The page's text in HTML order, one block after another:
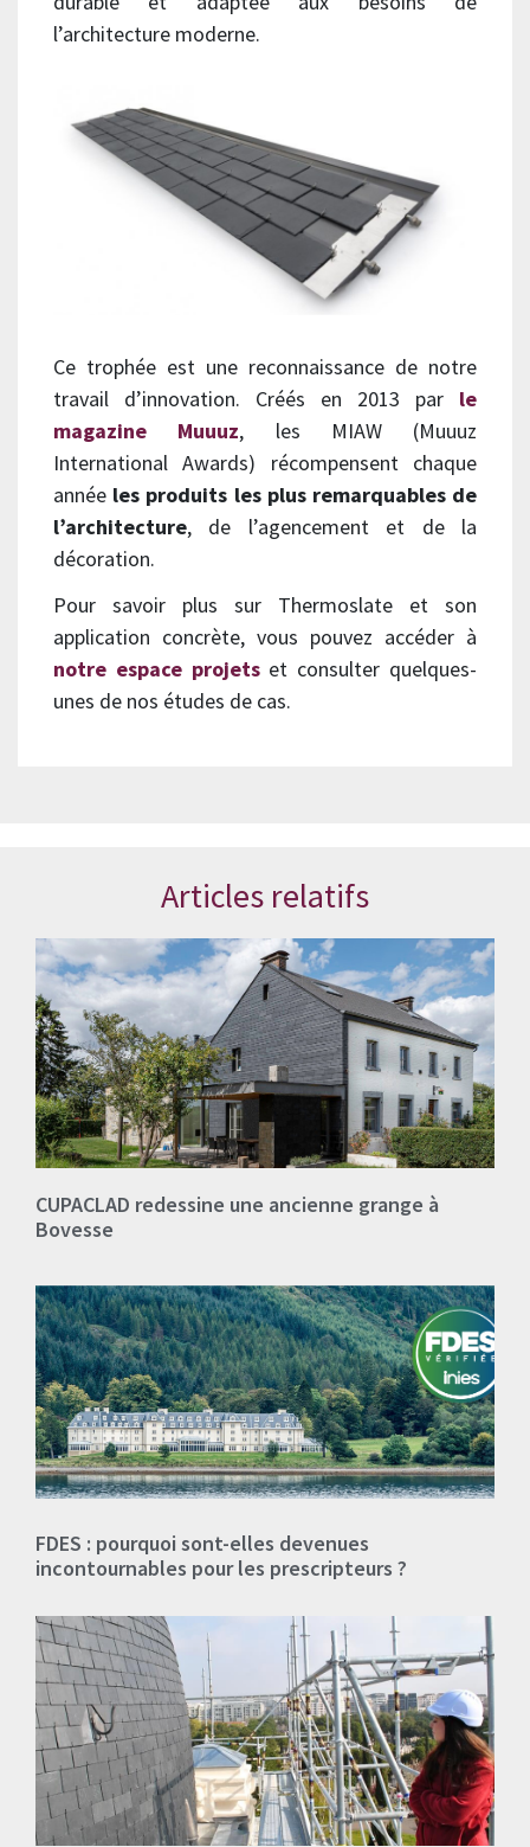
l’architecture moderne.
Ce trophée est une reconnaissance de notre
travail d’innovation. Créés en 2013 par le
magazine Muuuz, les MIAW (Muuuz
International Awards) récompensent chaque
année les produits les plus remarquables de
l’architecture, de l’agencement et de la
décoration.
Pour savoir plus sur Thermoslate et son
application concrète, vous pouvez accéder à
notre espace projetset consulter quelques-
unes de nos études de cas.
Articles relatifs
CUPACLAD redessine une ancienne grange à
Bovesse
FDES : pourquoi sont-elles devenues
incontournables pour les prescripteurs ?